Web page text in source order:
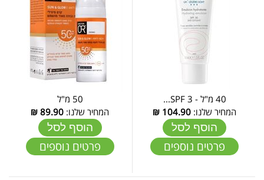
40 מ"ל - SPF 3...
המחיר שלנו: 104.90
₪
הוסף לסל
פרטים נוספים
50 מ"ל
המחיר שלנו: 89.90
₪
הוסף לסל
פרטים נוספים